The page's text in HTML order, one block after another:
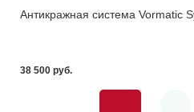
Антикражная система Vormatic
38 500 pуб.